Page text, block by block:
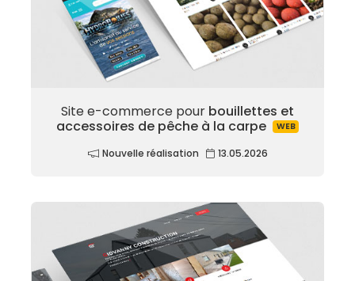
Site e-commerce pour bouillettes et
accessoires de pêche à la carpe
WEB
Nouvelle réalisation 13.05.2026